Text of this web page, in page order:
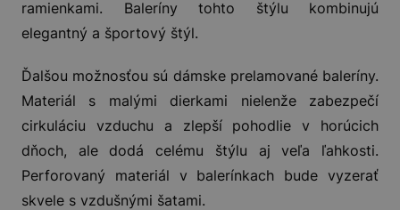
ramienkami. Baleríny tohto štýlu kombinujú
elegantný a športový štýl.
Ďalšou možnosťou sú dámske prelamované baleríny.
Materiál s malými dierkami nielenže zabezpečí
cirkuláciu vzduchu a zlepší pohodlie v horúcich
dňoch, ale dodá celému štýlu aj veľa ľahkosti.
Perforovaný materiál v balerínkach bude vyzerať
skvele s vzdušnými šatami.